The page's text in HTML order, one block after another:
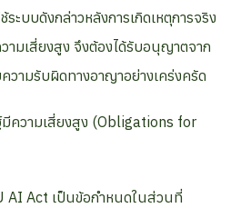
ระบบดังกล่าวหลังการเกิดเหตุการจริง
ามเสี่ยงสูง จึงต้องได้รับอนุญาตจาก
วามรับผิดทางอาญาอย่างเคร่งครัด
ความเสี่ยงสูง (Obligations for
Act เป็นข้อกำหนดในส่วนที่